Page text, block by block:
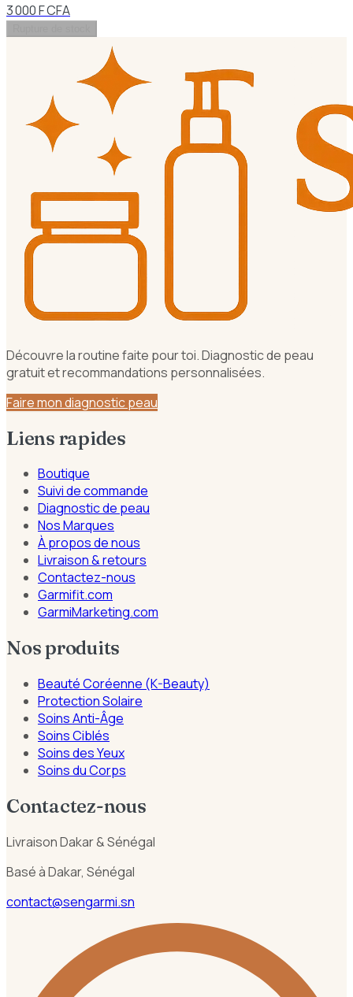
3 000 F CFA
Découvre la routine faite pour toi. Diagnostic de peau
gratuit et recommandations personnalisées.
Faire mon diagnostic peau
Liens rapides
Boutique
Suivi de commande
Diagnostic de peau
Nos Marques
À propos de nous
Livraison & retours
Contactez-nous
Garmifit.com
GarmiMarketing.com
Nos produits
Beauté Coréenne (K-Beauty)
Protection Solaire
Soins Anti-Âge
Soins Ciblés
Soins des Yeux
Soins du Corps
Contactez-nous
Livraison Dakar & Sénégal
Basé à Dakar, Sénégal
contact@sengarmi.sn